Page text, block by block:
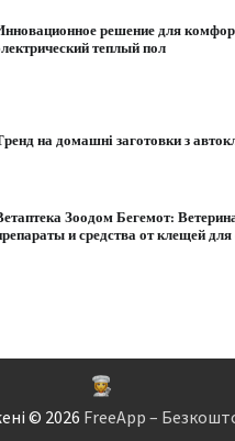
решение для
теплый пол
на домашні заготовки з
Зоодом Бегемот:
и средства от клещей для
© 2026 FreeApp –